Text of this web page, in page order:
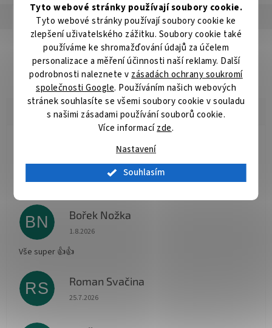
Tyto webové stránky používají soubory cookie.
Tyto webové stránky používají soubory cookie ke
zlepšení uživatelského zážitku. Soubory cookie také
používáme ke shromažďování údajů za účelem
personalizace a měření účinnosti naší reklamy. Další
podrobnosti naleznete v zásadách ochrany soukromí
společnosti Google. Používáním našich webových
stránek souhlasíte se všemi soubory cookie v souladu
s našimi zásadami používání souborů cookie.
Více informacízde.
Nastavení
Souhlasím
Popis Hodnocení Diskuze
Detailní popis produktu
Řezný kotouč pro úhlové brusky na ocel a nerezovou ocel.
Radomír Hurník
Hodnocení obchodu je 5 z 5 hvězdiček.
3.8.2026
Vše O.K.
BN Bořek Nožka
Hodnocení obchodu je 5 z 5 hvězdiček.
1.8.2026
Vše super 👍👍
RS Roman Svačina
Hodnocení obchodu je 5 z 5 hvězdiček.
25.7.2026